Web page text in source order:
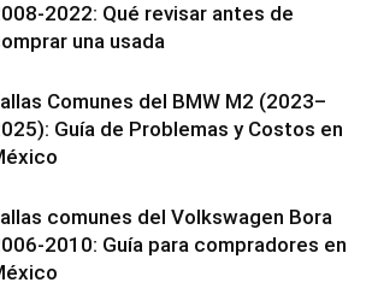
2022: Qué revisar antes de
una usada
Comunes del BMW M2 (2023–
Guía de Problemas y Costos en
comunes del Volkswagen Bora
2010: Guía para compradores en